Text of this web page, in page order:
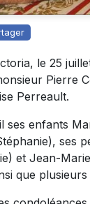
le 25
Pierre
Perreault.
ses enfants
ses
et Jean-
que plusieurs